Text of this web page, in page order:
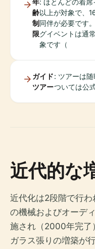
年
齢
制
限
: ほとんどの着
以上が対象で、
同伴が必要です
グイベントは通
象です（
ガイド
ツアー
: ツアーは
ついては公
近代的な
近代化は2段階で行
の機械およびオーデ
施され（2000年完了
ガラス張りの増築が